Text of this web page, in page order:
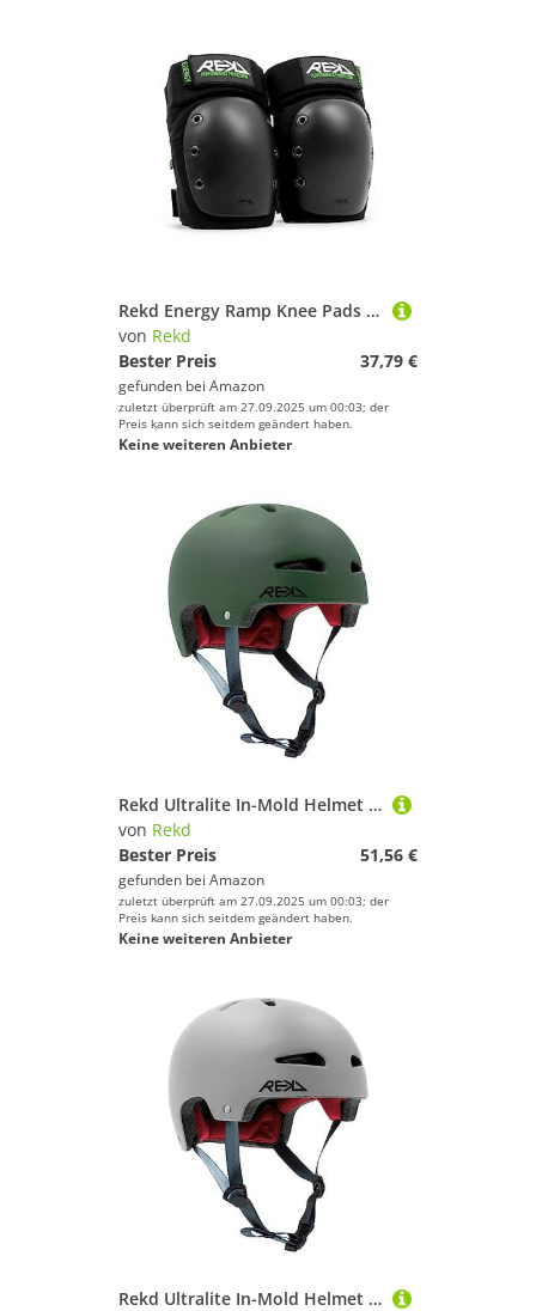
Rekd Energy Ramp Knee Pads Knieschoner, schwarz (schwarz), L
von Rekd
Bester Preis
37,79 €
gefunden bei Amazon
zuletzt überprüft am 27.09.2025 um 00:03; der
Preis kann sich seitdem geändert haben.
Keine weiteren Anbieter
Rekd Ultralite In-Mold Helmet Skateboard-Helm, Unisex, Erwachsene, Grün (Green), 57-59 cm
von Rekd
Bester Preis
51,56 €
gefunden bei Amazon
zuletzt überprüft am 27.09.2025 um 00:03; der
Preis kann sich seitdem geändert haben.
Keine weiteren Anbieter
Rekd Ultralite In-Mold Helmet Skateboardhelm, Unisex, für Erwachsene, Grau (Grey), 53-56 cm